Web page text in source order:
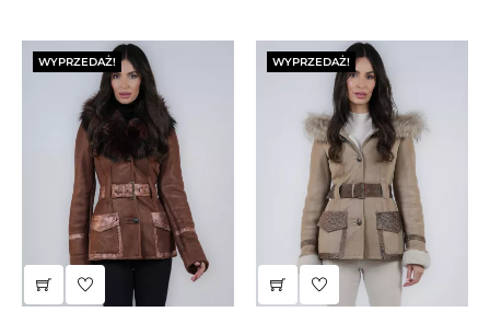
WYPRZEDAŻ! WYPRZEDAŻ!